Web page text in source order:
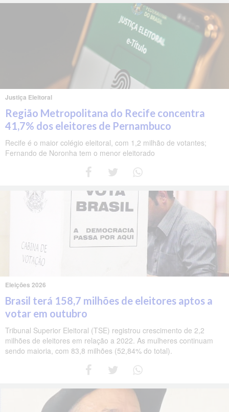
Justiça Eleitoral
Região Metropolitana do Recife concentra
41,7% dos eleitores de Pernambuco
Recife é o maior colégio eleitoral, com 1,2 milhão de votantes;
Fernando de Noronha tem o menor eleitorado
Eleições 2026
Brasil terá 158,7 milhões de eleitores aptos a
votar em outubro
Tribunal Superior Eleitoral (TSE) registrou crescimento de 2,2
milhões de eleitores em relação a 2022. As mulheres continuam
sendo maioria, com 83,8 milhões (52,84% do total).